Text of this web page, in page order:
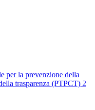
per la prevenzione della
trasparenza (PTPCT) 2